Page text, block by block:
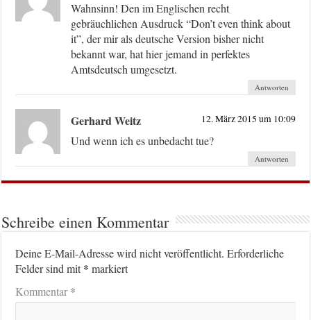
Wahnsinn! Den im Englischen recht
gebräuchlichen Ausdruck “Don’t even think about
it”, der mir als deutsche Version bisher nicht
bekannt war, hat hier jemand in perfektes
Amtsdeutsch umgesetzt.
Antworten
Gerhard Weitz 12. März 2015 um 10:09
Und wenn ich es unbedacht tue?
Antworten
Schreibe einen Kommentar
Deine E-Mail-Adresse wird nicht veröffentlicht. Erforderliche
Felder sind mit* markiert
Kommentar*